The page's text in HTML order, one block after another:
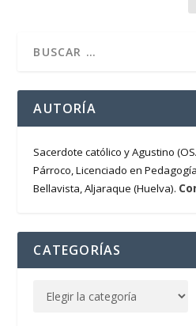
AUTORÍA
Sacerdote católico y Agustino
Párroco, Licenciado en
Bellavista, Aljaraque (Huelva).
CATEGORÍAS